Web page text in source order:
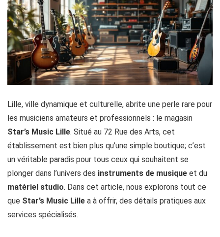
Lille, ville dynamique et culturelle, abrite une perle rare pour
les musiciens amateurs et professionnels : le magasin
Star’s Music Lille. Situé au 72 Rue des Arts, cet
établissement est bien plus qu’une simple boutique; c’est
un véritable paradis pour tous ceux qui souhaitent se
plonger dans l’univers des instruments de musique et du
matériel studio. Dans cet article, nous explorons tout ce
que Star’s Music Lille a à offrir, des détails pratiques aux
services spécialisés.